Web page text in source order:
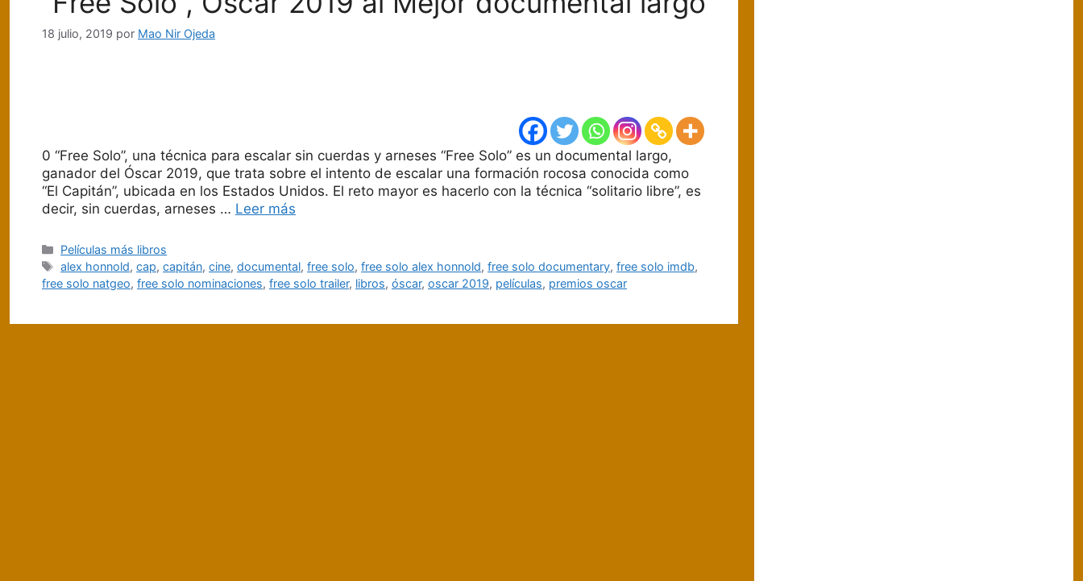
18 julio, 2019 por Mao Nir Ojeda
0 “Free Solo”, una técnica para escalar sin cuerdas y arneses “Free Solo” es un documental largo,
ganador del Óscar 2019, que trata sobre el intento de escalar una formación rocosa conocida como
“El Capitán”, ubicada en los Estados Unidos. El reto mayor es hacerlo con la técnica “solitario libre”, es
decir, sin cuerdas, arneses … Leer más
Categorías
Películas más libros
Etiquetas
alex honnold,cap,capitán,cine,documental,free solo,free solo alex honnold,free solo documentary,free solo imdb,
free solo natgeo, free solo nominaciones, free solo trailer, libros, óscar, oscar 2019, películas, premios oscar